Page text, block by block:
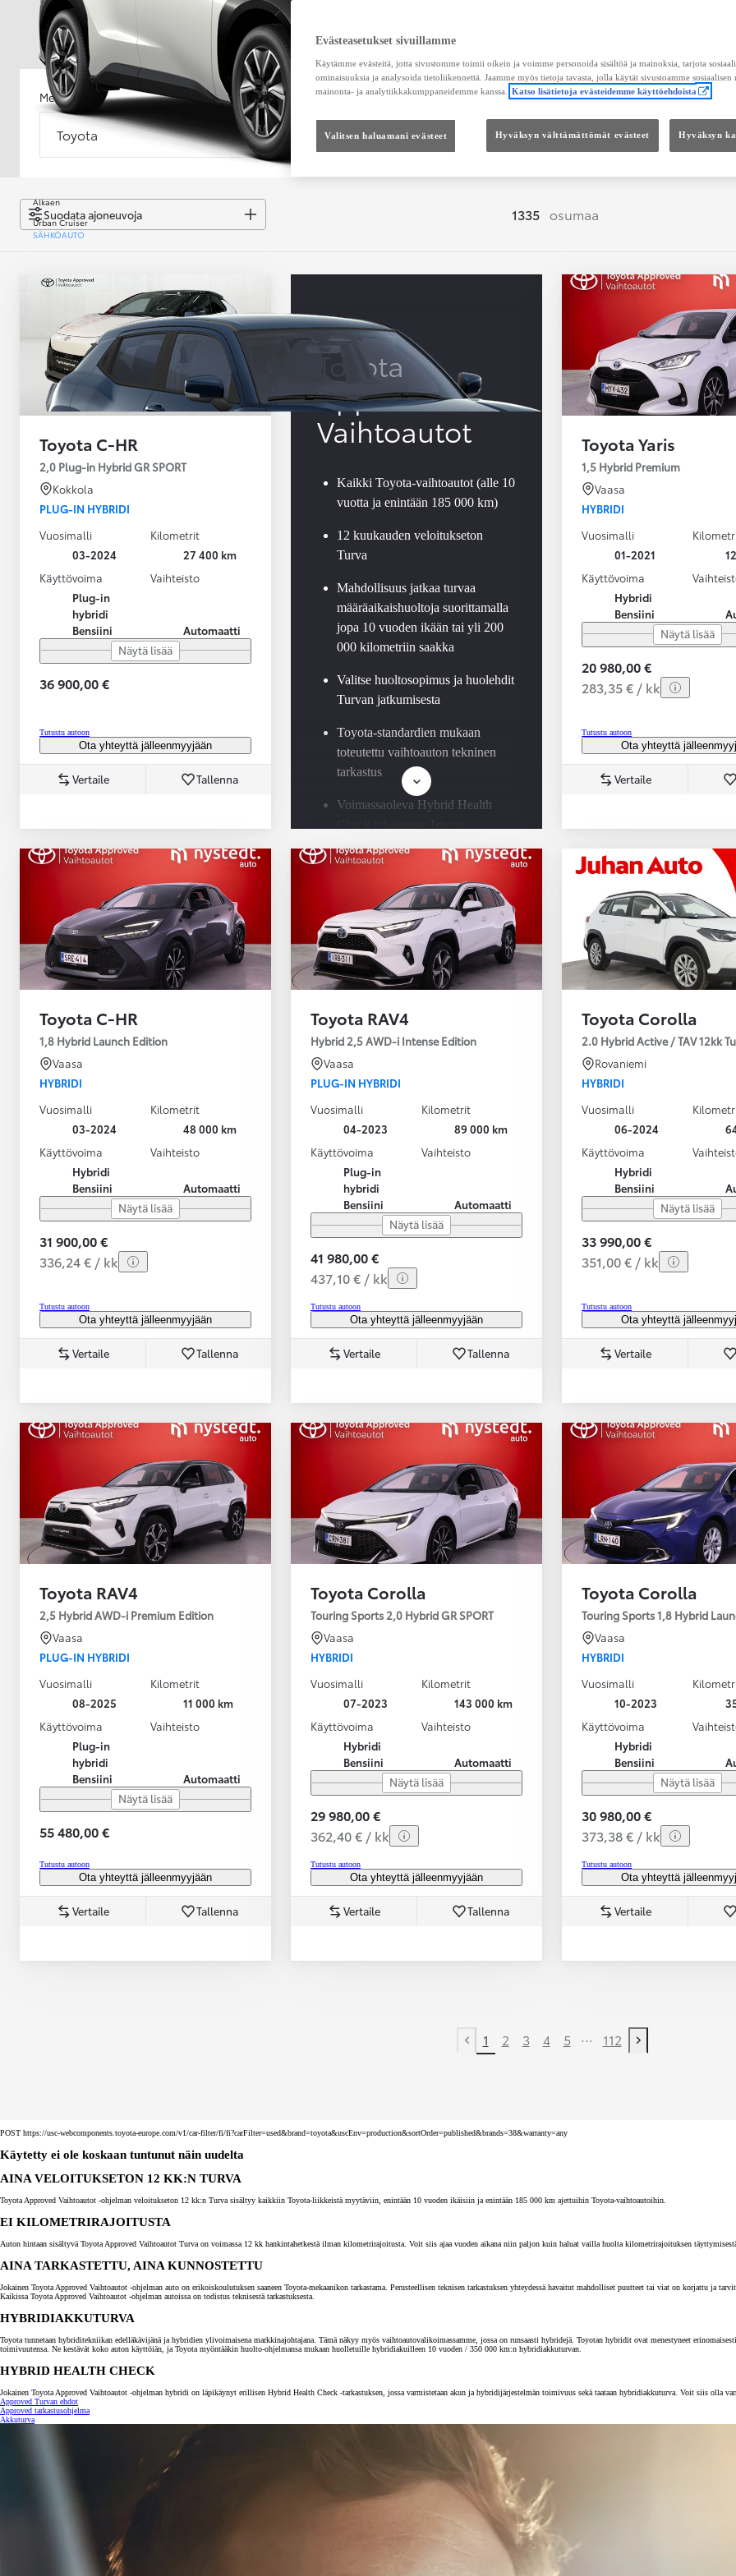
Alkaen
Urban Cruiser
SÄHKÖAUTO
Alkaen
tai kuukausierä
Merkki
Toyota
Malli
Malli
Hinta
Kokonaishinta
Suodata ajoneuvoja 1335 osumaa
Toyota C-HR
2,0 Plug-in Hybrid GR SPORT
Kokkola
PLUG-IN HYBRIDI
Vuosimalli
03-2024
Kilometrit
27 400 km
Käyttövoima
Plug-in
hybridi
Bensiini
Vaihteisto
Automaatti
Näytä lisää
36 900,00 €
Tutustu autoon
Ota yhteyttä jälleenmyyjään
Vertaile Tallenna
Toyota
Approved
Vaihtoautot
Kaikki Toyota-vaihtoautot (alle 10
vuotta ja enintään 185 000 km)
12 kuukauden veloitukseton
Turva
Mahdollisuus jatkaa turvaa
määräaikaishuoltoja suorittamalla
jopa 10 vuoden ikään tai yli 200
000 kilometriin saakka
Valitse huoltosopimus ja huolehdit
Turvan jatkumisesta
Toyota-standardien mukaan
toteutettu vaihtoauton tekninen
tarkastus
Voimassaoleva Hybrid Health
rahoitus ja Toyota Vakuutus
Toyota Yaris
1,5 Hybrid Premium
Vaasa
HYBRIDI
Vuosimalli
01-2021
Käyttövoima
Hybridi
Bensiini
Näytä lisää
20 980,00 €
283,35 € / kk
Tutustu autoon
Ota yhteyttä
Vertaile
Toyota C-HR
1,8 Hybrid Launch Edition
Vaasa
HYBRIDI
Vuosimalli
03-2024
Kilometrit
48 000 km
Käyttövoima
Hybridi
Bensiini
Vaihteisto
Automaatti
Näytä lisää
31 900,00 €
336,24 € / kk
Tutustu autoon
Ota yhteyttä jälleenmyyjään
Vertaile Tallenna
Toyota RAV4
Hybrid 2,5 AWD-i Intense Edition
Vaasa
PLUG-IN HYBRIDI
Vuosimalli
04-2023
Kilometrit
89 000 km
Käyttövoima
Plug-in
hybridi
Bensiini
Vaihteisto
Automaatti
Näytä lisää
41 980,00 €
437,10 € / kk
Tutustu autoon
Ota yhteyttä jälleenmyyjään
Vertaile Tallenna
Toyota Corolla
2.0 Hybrid Active / TAV 12kk
Rovaniemi
HYBRIDI
Vuosimalli
06-2024
Käyttövoima
Hybridi
Bensiini
Näytä lisää
33 990,00 €
351,00 € / kk
Tutustu autoon
Ota yhteyttä
Vertaile
Toyota RAV4
2,5 Hybrid AWD-i Premium Edition
Vaasa
PLUG-IN HYBRIDI
Vuosimalli
08-2025
Kilometrit
11 000 km
Käyttövoima
Plug-in
hybridi
Bensiini
Vaihteisto
Automaatti
Näytä lisää
55 480,00 €
Tutustu autoon
Ota yhteyttä jälleenmyyjään
Vertaile Tallenna
Toyota Corolla
Touring Sports 2,0 Hybrid GR SPORT
Vaasa
HYBRIDI
Vuosimalli
07-2023
Kilometrit
143 000 km
Käyttövoima
Hybridi
Bensiini
Vaihteisto
Automaatti
Näytä lisää
29 980,00 €
362,40 € / kk
Tutustu autoon
Ota yhteyttä jälleenmyyjään
Vertaile Tallenna
Toyota Corolla
Touring Sports 1,8 Hybrid
Vaasa
HYBRIDI
Vuosimalli
10-2023
Käyttövoima
Hybridi
Bensiini
Näytä lisää
30 980,00 €
373,38 € / kk
Tutustu autoon
Ota yhteyttä
Vertaile
Previous page
1 2 3 4 5 ... 112
Next page
POST https://usc-webcomponents.toyota-europe.com/v1/car-filter/fi/fi?carFilter=used&brand=toyota&uscEnv=production&sortOrder=published&brands=38&warranty=any
Käytetty ei ole koskaan tuntunut näin uudelta
AINA VELOITUKSETON 12 KK:N TURVA
Toyota Approved Vaihtoautot -ohjelman veloitukseton 12 kk:n Turva sisältyy kaikkiin Toyota-liikkeistä myytäviin, enintään 10 vuoden ikäisiin ja enintään 185 000 km ajettuihin Toyota-vaihtoautoihin.
EI KILOMETRIRAJOITUSTA
Auton hintaan sisältyvä Toyota Approved Vaihtoautot Turva on voimassa 12 kk hankintahetkestä ilman kilometrirajoitusta. Voit siis ajaa vuoden aikana niin paljon kuin haluat vailla huolta kilometrirajoituksen
AINA TARKASTETTU, AINA KUNNOSTETTU
Jokainen Toyota Approved Vaihtoautot -ohjelman auto on erikoiskoulutuksen saaneen Toyota-mekaanikon tarkastama. Perusteellisen teknisen tarkastuksen yhteydessä havaitut mahdolliset puutteet tai viat on korjattu ja
Kaikissa Toyota Approved Vaihtoautot -ohjelman autoissa on todistus teknisestä tarkastuksesta.
HYBRIDIAKKUTURVA
Toyota tunnetaan hybriditekniikan edelläkävijänä ja hybridien ylivoimaisena markkinajohtajana. Tämä näkyy myös vaihtoautovalikoimassamme, jossa on runsaasti hybridejä. Toyotan hybridit ovat menestyneet
toimivuutensa. Ne kestävät koko auton käyttöiän, ja Toyota myöntääkin huolto-ohjelmansa mukaan huolletuille hybridiakuilleen 10 vuoden / 350 000 km:n hybridiakkuturvan.
HYBRID HEALTH CHECK
Jokainen Toyota Approved Vaihtoautot -ohjelman hybridi on läpikäynyt erillisen Hybrid Health Check -tarkastuksen, jossa varmistetaan akun ja hybridijärjestelmän toimivuus sekä taataan hybridiakkuturva. Voit siis olla
Approved Turvan ehdot
Approved tarkastusohjelma
Akkuturva
Evästeasetukset sivuillamme
Käytämme evästeitä, jotta sivustomme toimii oikein ja voimme personoida sisältöä ja mainoksia, tarjota
ominaisuuksia ja analysoida tietoliikennettä. Jaamme myös tietoja tavasta, jolla käytät sivustoamme sosiaalisen
mainonta- ja analytiikkakumppaneidemme kanssa.
Katso lisätietoja evästeidemme käyttöehdoista
Valitsen haluamani evästeet Hyväksyn välttämättömät evästeet Hyväksyn